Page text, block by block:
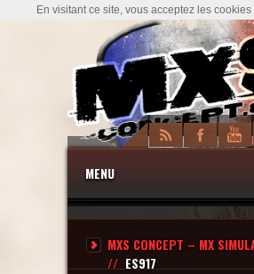
MENU
MXS CONCEPT – MX
// ES917
En visitant ce site, vous acceptez les cookies